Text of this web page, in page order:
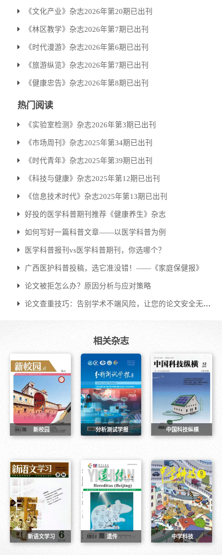
《文化产业》杂志2026年第20期已出刊
《林区教学》杂志2026年第7期已出刊
《时代漫游》杂志2026年第6期已出刊
《旅游纵览》杂志2026年第7期已出刊
《健康忠告》杂志2026年第8期已出刊
热门阅读
《实验室检测》杂志2026年第3期已出刊
《市场周刊》杂志2025年第34期已出刊
《时代青年》杂志2025年第39期已出刊
《科技与健康》杂志2025年第12期已出刊
《信息技术时代》杂志2025年第13期已出刊
好投的医学科普期刊推荐《健康养生》杂志
如何写好一篇科普文章——以医学科普为例
医学科普报刊vs医学科普期刊，你选哪个？
广西医护科普投稿，选它准没错！——《家庭保健报》
论文被拒怎么办？原因分析与应对策略
论文查重技巧：告别学术不端风险，让您的论文安全无
相关杂志
新校园 分析测试学报 中国科技纵横
新语文学习 遗传 中学科技